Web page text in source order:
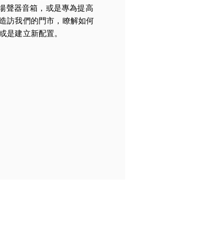
聲器音箱，或是專為提高
訪我們的門市，瞭解如何
是建立新配置。